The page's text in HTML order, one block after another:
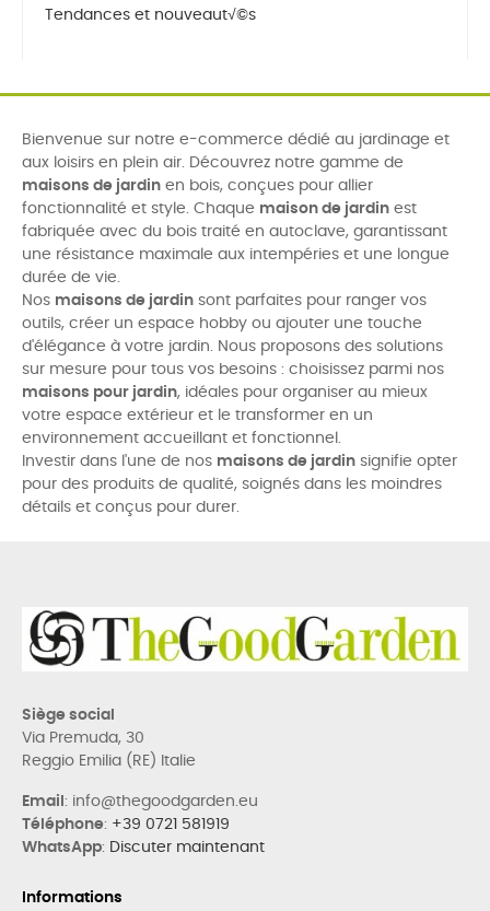
Tendances et nouveaut√©s
Bienvenue sur notre e-commerce dédié au jardinage et
aux loisirs en plein air. Découvrez notre gamme de
maisons de jardin en bois, conçues pour allier
fonctionnalité et style. Chaque maison de jardin est
fabriquée avec du bois traité en autoclave, garantissant
une résistance maximale aux intempéries et une longue
durée de vie.
Nos maisons de jardin sont parfaites pour ranger vos
outils, créer un espace hobby ou ajouter une touche
d'élégance à votre jardin. Nous proposons des solutions
sur mesure pour tous vos besoins : choisissez parmi nos
maisons pour jardin, idéales pour organiser au mieux
votre espace extérieur et le transformer en un
environnement accueillant et fonctionnel.
Investir dans l'une de nos maisons de jardin signifie opter
pour des produits de qualité, soignés dans les moindres
détails et conçus pour durer.
Siège social
Via Premuda, 30
Reggio Emilia (RE) Italie
Email : info@thegoodgarden.eu
Téléphone: +39 0721 581919
WhatsApp: Discuter maintenant
Informations